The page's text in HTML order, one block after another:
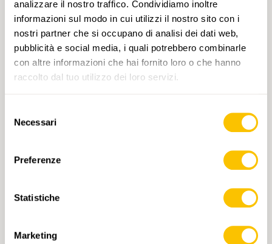
analizzare il nostro traffico. Condividiamo inoltre
informazioni sul modo in cui utilizzi il nostro sito con i
nostri partner che si occupano di analisi dei dati web,
pubblicità e social media, i quali potrebbero combinarle
con altre informazioni che hai fornito loro o che hanno
raccolto dal tuo utilizzo dei loro servizi.
delNecessari
Preferenze
Statistiche
Marketing